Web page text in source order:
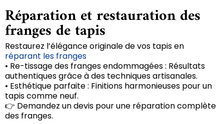
Réparation et restauration des
franges de tapis
Restaurez l’élégance originale de vos tapis en
réparant les franges
• Re-tissage des franges endommagées : Résultats
authentiques grâce à des techniques artisanales.
• Esthétique parfaite : Finitions harmonieuses pour un
tapis comme neuf.
👉 Demandez un devis pour une réparation complète
des franges.